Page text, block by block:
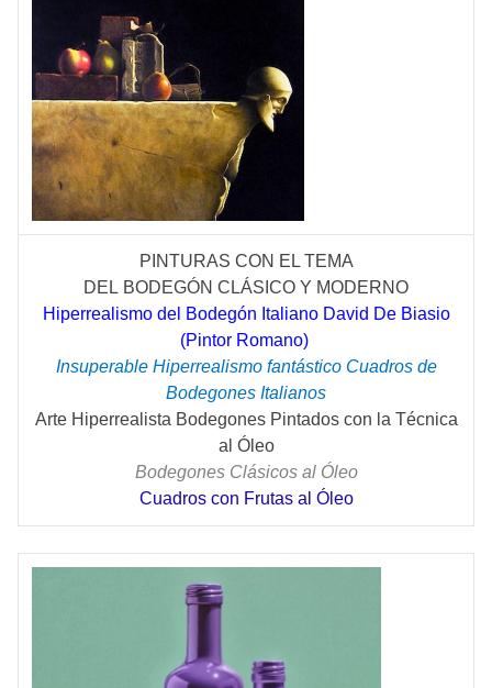
PINTURAS CON EL TEMA
DEL BODEGÓN CLÁSICO Y MODERNO
Hiperrealismo del Bodegón Italiano David De Biasio
(Pintor Romano)
Insuperable Hiperrealismo fantástico Cuadros de
Bodegones Italianos
Arte Hiperrealista Bodegones Pintados con la Técnica
al Óleo
Bodegones Clásicos al Óleo
Cuadros con Frutas al Óleo